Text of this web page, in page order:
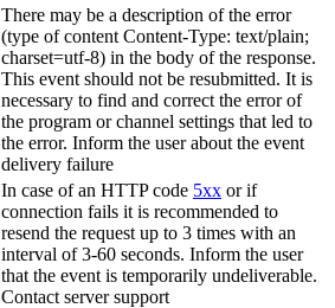
There may be a description of the error
(type of content Content-Type: text/plain;
charset=utf-8) in the body of the response.
This event should not be resubmitted. It is
necessary to find and correct the error of
the program or channel settings that led to
the error. Inform the user about the event
delivery failure
In case of an HTTP code 5xx or if
connection fails it is recommended to
resend the request up to 3 times with an
interval of 3-60 seconds. Inform the user
that the event is temporarily undeliverable.
Contact server support